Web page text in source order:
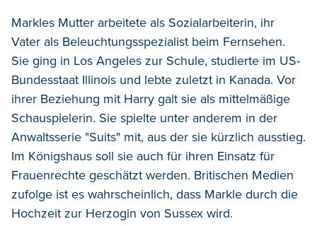
Markles Mutter arbeitete als Sozialarbeiterin, ihr
Vater als Beleuchtungsspezialist beim Fernsehen.
Sie ging in Los Angeles zur Schule, studierte im US-
Bundesstaat Illinois und lebte zuletzt in Kanada. Vor
ihrer Beziehung mit Harry galt sie als mittelmäßige
Schauspielerin. Sie spielte unter anderem in der
Anwaltsserie "Suits" mit, aus der sie kürzlich ausstieg.
Im Königshaus soll sie auch für ihren Einsatz für
Frauenrechte geschätzt werden. Britischen Medien
zufolge ist es wahrscheinlich, dass Markle durch die
Hochzeit zur Herzogin von Sussex wird.